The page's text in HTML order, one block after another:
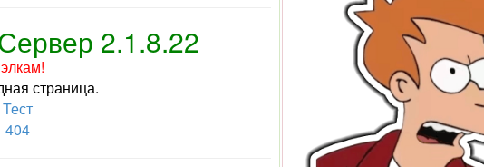
2.1.8.22
страница.
Тест
404